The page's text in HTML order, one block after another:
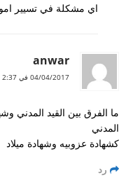
اي مشكلة في تسيير
anwar
04/04/2017 في 2:37 ص
ما الفرق بين القيد المدني
المدني
كشهادة عزوبيه وشهادة ميلاد
رد